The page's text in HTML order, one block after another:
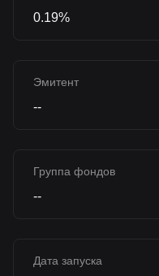
0.19%
Эмитент
--
Группа фондов
--
Дата запуска